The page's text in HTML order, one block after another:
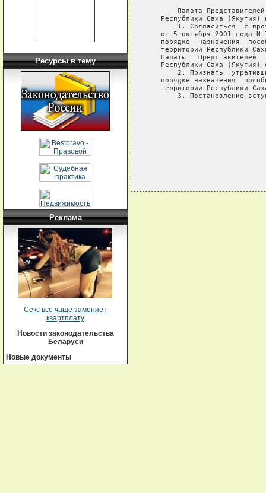
Ресурсы в тему
Реклама
Секс все чаще заменяет
квартплату
Новости законодательства
Беларуси
Новые документы
Палата
Республики Саха (Якутия)
1. Согласиться  с
от 5 октября 2001 года N
порядке  назначения
территории Республики
Палаты   Представителей
Республики Саха (Якутия)
2. Признать
порядке назначения
территории Республики
3. Постановление